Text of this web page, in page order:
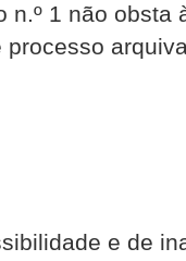
n.º 1 não obsta
e de